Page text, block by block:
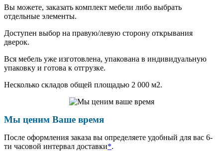
Вы можете, заказать комплект мебели либо выбрать
отдельные элементы.
Доступен выбор на правую/левую сторону открывания
дверок.
Вся мебель уже изготовлена, упакована в индивидуальную
упаковку и готова к отгрузке.
Несколько складов общей площадью 2 000 м2.
Мы ценим Ваше время
После оформления заказа вы определяете удобный для вас 6-
ти часовой интервал доставки*.